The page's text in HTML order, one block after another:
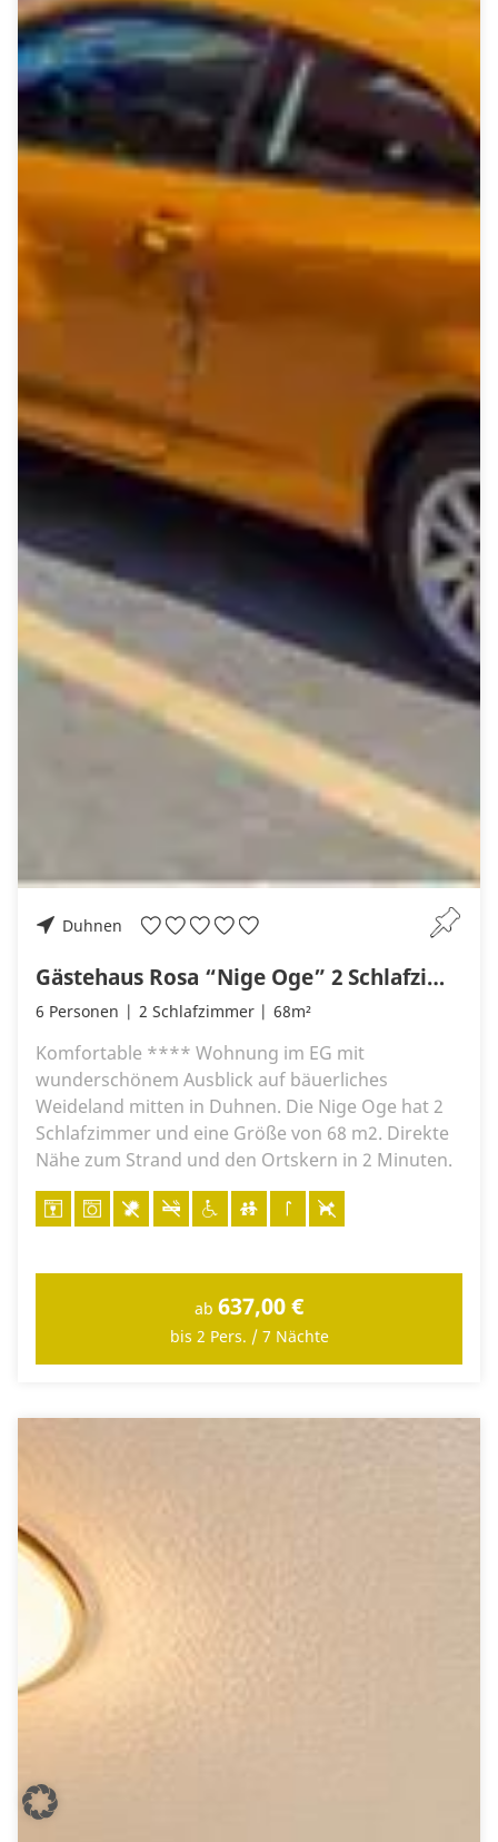
Duhnen
Gästehaus Rosa “Nige Oge” 2 Schlafzimmer + 2 Terrassen
6 Personen 2 Schlafzimmer 68m²
Komfortable **** Wohnung im EG mit
wunderschönem Ausblick auf bäuerliches
Weideland mitten in Duhnen. Die Nige Oge hat 2
Schlafzimmer und eine Größe von 68 m2. Direkte
Nähe zum Strand und den Ortskern in 2 Minuten.
ab 637,00 €
bis 2 Pers. / 7 Nächte